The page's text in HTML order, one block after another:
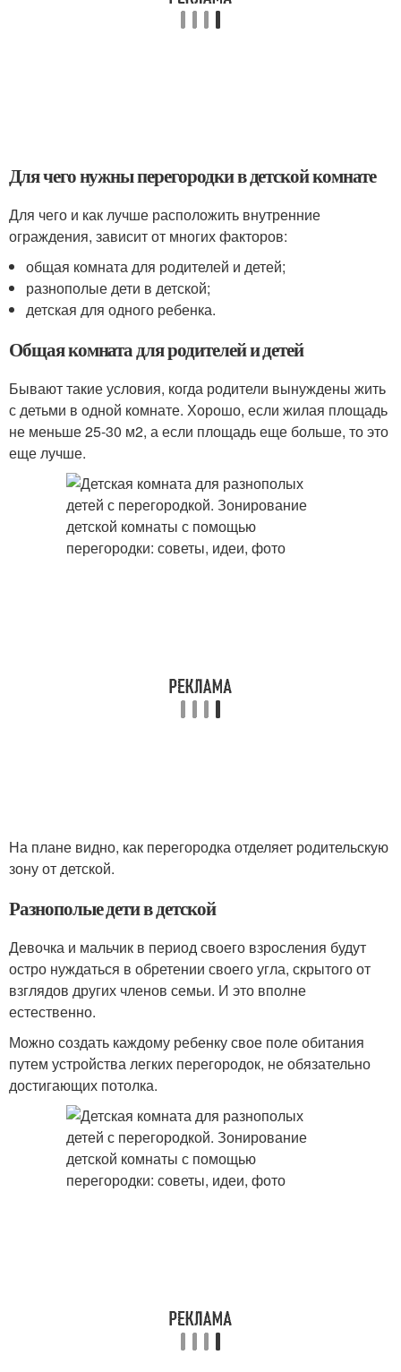
Для чего нужны перегородки в детской комнате
Для чего и как лучше расположить внутренние
ограждения, зависит от многих факторов:
общая комната для родителей и детей;
разнополые дети в детской;
детская для одного ребенка.
Общая комната для родителей и детей
Бывают такие условия, когда родители вынуждены жить
с детьми в одной комнате. Хорошо, если жилая площадь
не меньше 25-30 м2, а если площадь еще больше, то это
еще лучше.
На плане видно, как перегородка отделяет родительскую
зону от детской.
Разнополые дети в детской
Девочка и мальчик в период своего взросления будут
остро нуждаться в обретении своего угла, скрытого от
взглядов других членов семьи. И это вполне
естественно.
Можно создать каждому ребенку свое поле обитания
путем устройства легких перегородок, не обязательно
достигающих потолка.